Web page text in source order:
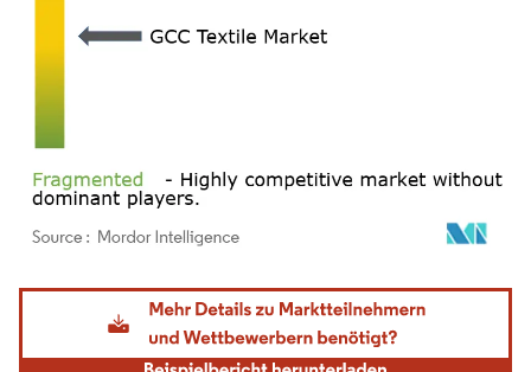
Bild © Mordor Intelligence. Wiederverwendung erfordert Namensnennung gemäß